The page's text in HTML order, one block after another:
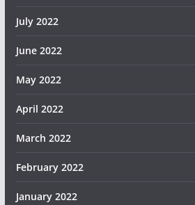
July 2022
June 2022
May 2022
April 2022
March 2022
February 2022
January 2022